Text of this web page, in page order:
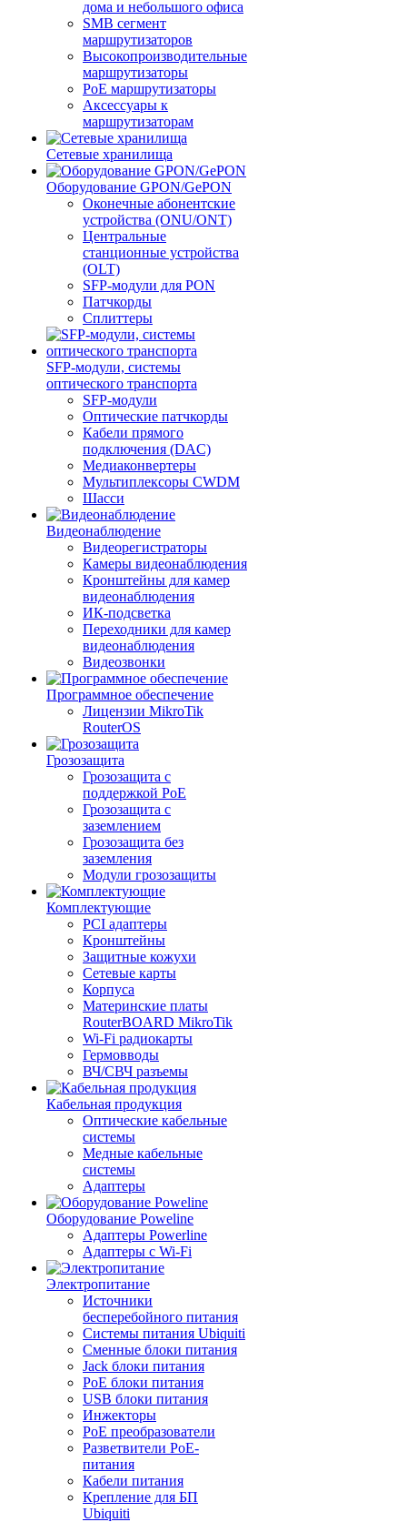
дома и небольшого офиса
SMB сегмент
маршрутизаторов
Высокопроизводительные
маршрутизаторы
PoE маршрутизаторы
Аксессуары к
маршрутизаторам
Сетевые хранилища
Оборудование GPON/GePON
Оконечные абонентские
устройства (ONU/ONT)
Центральные
станционные устройства
(OLT)
SFP-модули для PON
Патчкорды
Сплиттеры
SFP-модули, системы
оптического транспорта
SFP-модули
Оптические патчкорды
Кабели прямого
подключения (DAC)
Медиаконвертеры
Мультиплексоры CWDM
Шасси
Видеонаблюдение
Видеорегистраторы
Камеры видеонаблюдения
Кронштейны для камер
видеонаблюдения
ИК-подсветка
Переходники для камер
видеонаблюдения
Видеозвонки
Программное обеспечение
Лицензии MikroTik
RouterOS
Грозозащита
Грозозащита с
поддержкой PoE
Грозозащита с
заземлением
Грозозащита без
заземления
Модули грозозащиты
Комплектующие
PCI адаптеры
Кронштейны
Защитные кожухи
Сетевые карты
Корпуса
Материнские платы
RouterBOARD MikroTik
Wi-Fi радиокарты
Гермовводы
ВЧ/СВЧ разъемы
Кабельная продукция
Оптические кабельные
системы
Медные кабельные
системы
Адаптеры
Оборудование Poweline
Адаптеры Powerline
Адаптеры с Wi-Fi
Электропитание
Источники
бесперебойного питания
Системы питания Ubiquiti
Сменные блоки питания
Jack блоки питания
PoE блоки питания
USB блоки питания
Инжекторы
PoE преобразователи
Разветвители PoE-
питания
Кабели питания
Крепление для БП
Ubiquiti